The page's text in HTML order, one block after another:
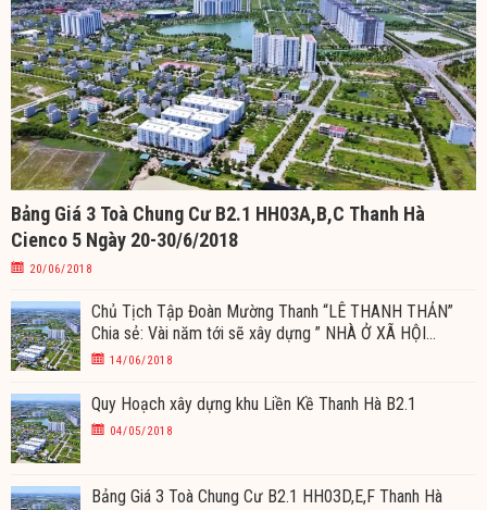
Bảng Giá 3 Toà Chung Cư B2.1 HH03A,B,C Thanh Hà
Cienco 5 Ngày 20-30/6/2018
20/06/2018
Chủ Tịch Tập Đoàn Mường Thanh “LÊ THANH THẢN”
Chia sẻ: Vài năm tới sẽ xây dựng ” NHÀ Ở XÃ HỘI
THANH HÀ” giá 6tr/m2
14/06/2018
Quy Hoạch xây dựng khu Liền Kề Thanh Hà B2.1
04/05/2018
Bảng Giá 3 Toà Chung Cư B2.1 HH03D,E,F Thanh Hà